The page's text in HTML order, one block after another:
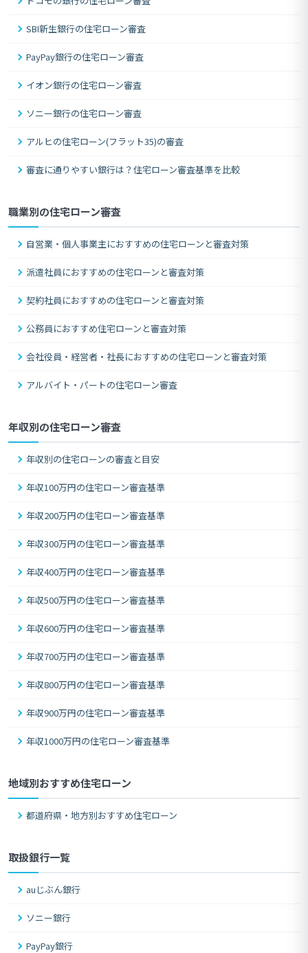
SBI新生銀行の住宅ローン審査
PayPay銀行の住宅ローン審査
イオン銀行の住宅ローン審査
ソニー銀行の住宅ローン審査
アルヒの住宅ローン(フラット35)の審査
審査に通りやすい銀行は？住宅ローン審査基準を比較
職業別の住宅ローン審査
自営業・個人事業主におすすめの住宅ローンと審査対策
派遣社員におすすめの住宅ローンと審査対策
契約社員におすすめの住宅ローンと審査対策
公務員におすすめ住宅ローンと審査対策
会社役員・経営者・社長におすすめの住宅ローンと審査対策
アルバイト・パートの住宅ローン審査
年収別の住宅ローン審査
年収別の住宅ローンの審査と目安
年収100万円の住宅ローン審査基準
年収200万円の住宅ローン審査基準
年収300万円の住宅ローン審査基準
年収400万円の住宅ローン審査基準
年収500万円の住宅ローン審査基準
年収600万円の住宅ローン審査基準
年収700万円の住宅ローン審査基準
年収800万円の住宅ローン審査基準
年収900万円の住宅ローン審査基準
年収1000万円の住宅ローン審査基準
地域別おすすめ住宅ローン
都道府県・地方別おすすめ住宅ローン
取扱銀行一覧
auじぶん銀行
ソニー銀行
PayPay銀行